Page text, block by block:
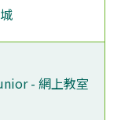
- 網上教室